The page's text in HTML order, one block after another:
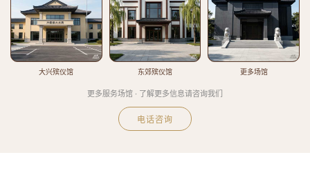
大兴殡仪馆 东郊殡仪馆 更多场馆
更多服务场馆 · 了解更多信息请咨询我们
电话咨询